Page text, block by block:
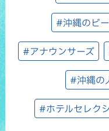
#沖縄のビ
#アナウンサーズ
#沖縄の
#ホテルセレク